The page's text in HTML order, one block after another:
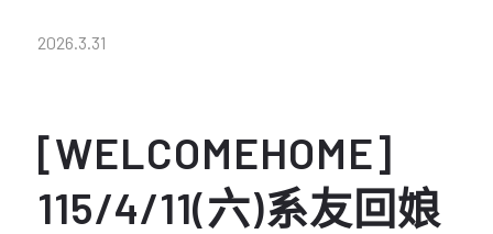
2026.3.31
[WELCOMEHOME]
115/4/11(六)系友回娘